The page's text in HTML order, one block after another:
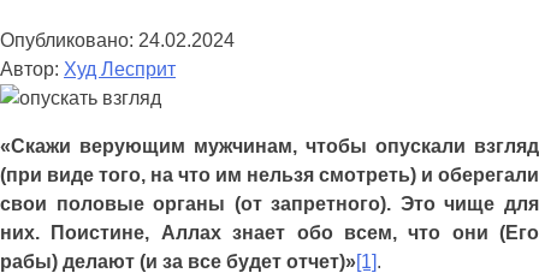
Опубликовано: 24.02.2024
Автор: Худ Лесприт
«Скажи верующим мужчинам, чтобы опускали взгляд
(при виде того, на что им нельзя смотреть) и оберегали
свои половые органы (от запретного). Это чище для
них. Поистине, Аллах знает обо всем, что они (Его
рабы) делают (и за все будет отчет)»[1].